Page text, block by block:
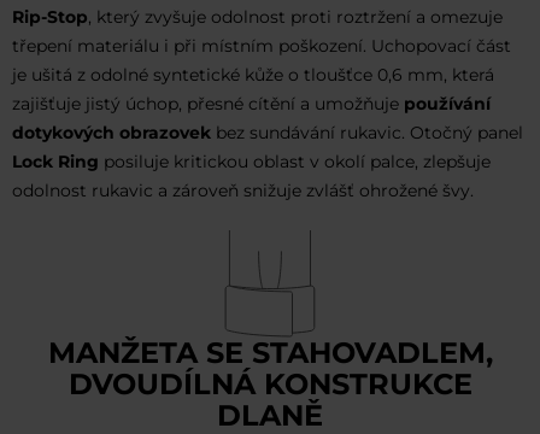
Rip-Stop, který zvyšuje odolnost proti roztržení a omezuje
třepení materiálu i při místním poškození. Uchopovací část
je ušitá z odolné syntetické kůže o tloušťce 0,6 mm, která
zajišťuje jistý úchop, přesné cítění a umožňuje používání
dotykových obrazovek bez sundávání rukavic. Otočný panel
Lock Ring posiluje kritickou oblast v okolí palce, zlepšuje
odolnost rukavic a zároveň snižuje zvlášť ohrožené švy.
MANŽETA SE STAHOVADLEM,
DVOUDÍLNÁ KONSTRUKCE
DLANĚ